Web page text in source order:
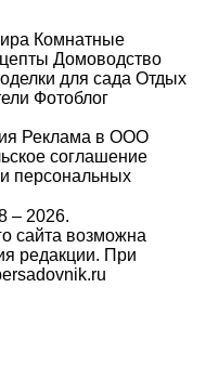
Комнатные
Домоводство
для сада Отдых
Фотоблог
Реклама в ООО
соглашение
персональных
– 2026.
сайта возможна
редакции. При